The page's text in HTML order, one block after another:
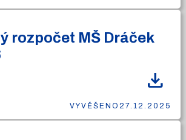
rozpočet MŠ Dráček
download
VYVĚŠENO 27.12.2025